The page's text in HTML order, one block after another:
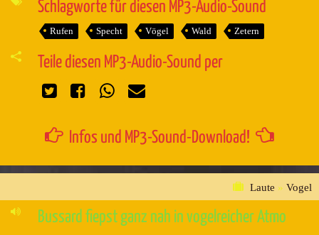
Schlagworte für diesen MP3-Audio-Sound
Rufen Specht Vögel Wald Zetern
Teile diesen MP3-Audio-Sound per
Infos und MP3-Sound-Download!
Laute » Vogel
Bussard fiepst ganz nah in vogelreicher Atmo